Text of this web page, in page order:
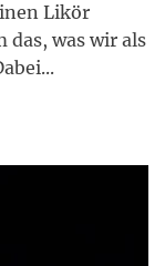
Likör
das, was wir als
...